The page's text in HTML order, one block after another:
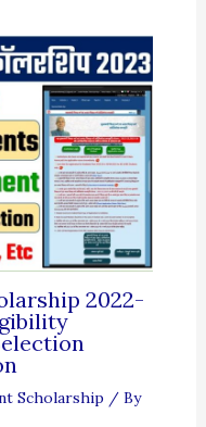
2022-
Scholarship / By